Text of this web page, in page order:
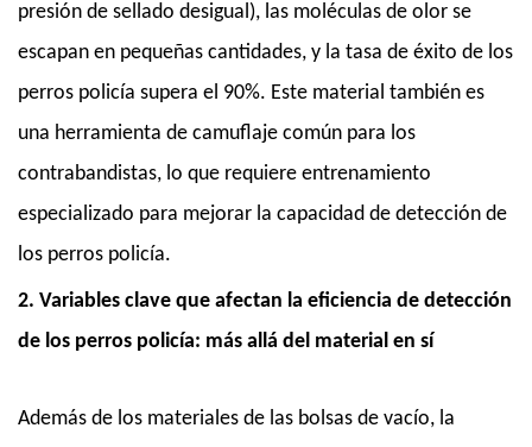
presión de sellado desigual), las moléculas de olor se
escapan en pequeñas cantidades, y la tasa de éxito de los
perros policía supera el 90%. Este material también es
una herramienta de camuflaje común para los
contrabandistas, lo que requiere entrenamiento
especializado para mejorar la capacidad de detección de
los perros policía.
2. Variables clave que afectan la eficiencia de detección
de los perros policía: más allá del material en sí
Además de los materiales de las bolsas de vacío, la